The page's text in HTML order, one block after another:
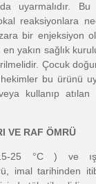
uyarmalıdır.
reaksiyonlara
bir enjeksiyon
yakın sağlık
Çocuk
bu ürünü
kullanıp
VE RAF ÖMRÜ
25 °C ) ve
imal tarihinden